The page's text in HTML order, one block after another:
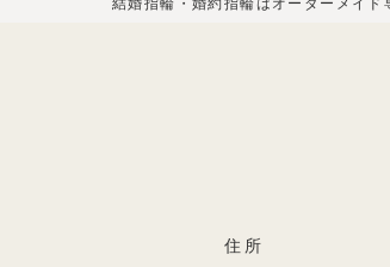
住所